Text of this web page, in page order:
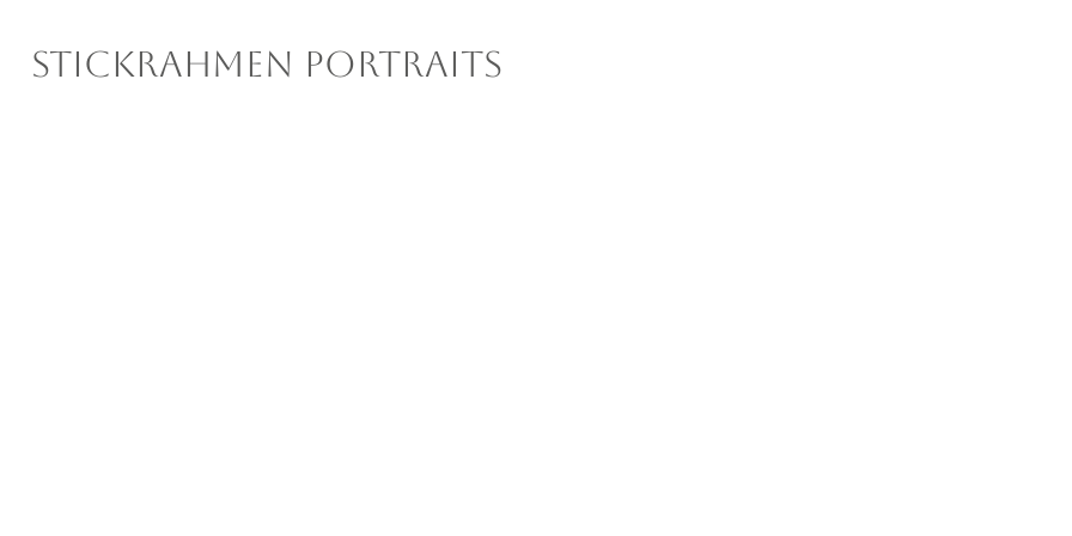
Stickrahmen portraits